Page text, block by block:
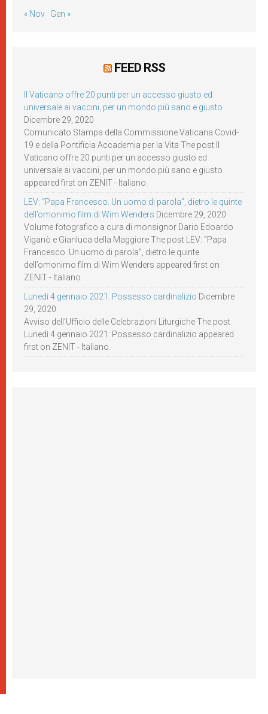
« Nov Gen »
FEED RSS
Il Vaticano offre 20 punti per un accesso giusto ed
universale ai vaccini, per un mondo più sano e giusto
Dicembre 29, 2020
Comunicato Stampa della Commissione Vaticana Covid-
19 e della Pontificia Accademia per la Vita The post Il
Vaticano offre 20 punti per un accesso giusto ed
universale ai vaccini, per un mondo più sano e giusto
appeared first on ZENIT - Italiano.
LEV: “Papa Francesco. Un uomo di parola”, dietro le quinte
dell’omonimo film di Wim Wenders Dicembre 29, 2020
Volume fotografico a cura di monsignor Dario Edoardo
Viganò e Gianluca della Maggiore The post LEV: “Papa
Francesco. Un uomo di parola”, dietro le quinte
dell’omonimo film di Wim Wenders appeared first on
ZENIT - Italiano.
Lunedì 4 gennaio 2021: Possesso cardinalizio Dicembre
29, 2020
Avviso dell’Ufficio delle Celebrazioni Liturgiche The post
Lunedì 4 gennaio 2021: Possesso cardinalizio appeared
first on ZENIT - Italiano.